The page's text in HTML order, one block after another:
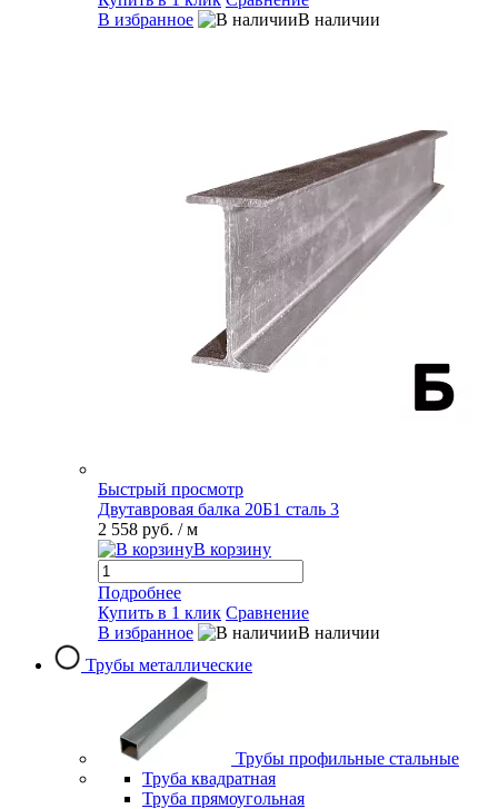
В избранное
В наличии
Быстрый просмотр
Двутавровая балка 20Б1 сталь 3
2 558 руб. / м
В корзину
Подробнее
Купить в 1 клик Сравнение
В избранное
В наличии
Трубы металлические
Трубы профильные стальные
Труба квадратная
Труба прямоугольная